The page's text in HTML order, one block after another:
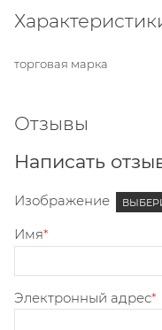
торговая марка
Отзывы
Написать
Изображение
Имя
Электронный адрес